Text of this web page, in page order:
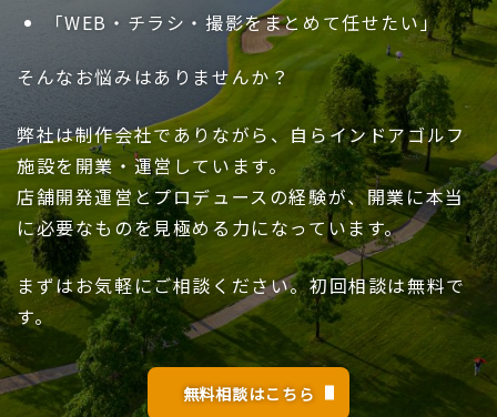
「WEB・チラシ・撮影をまとめて任せたい」
そんなお悩みはありませんか？
弊社は制作会社でありながら、自らインドアゴルフ
施設を開業・運営しています。
店舗開発運営とプロデュースの経験が、開業に本当
に必要なものを見極める力になっています。
まずはお気軽にご相談ください。初回相談は無料で
す。
無料相談はこちら